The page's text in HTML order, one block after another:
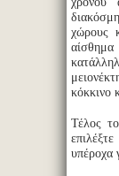
χώρους
κόκκινο
Τέλος
υπέροχα